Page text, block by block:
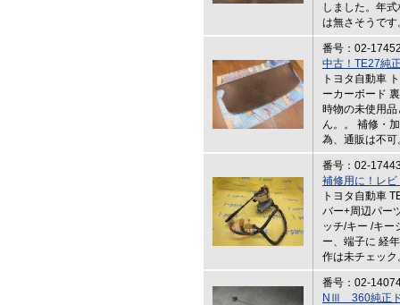
しました。年
は無さそうで
番号：02-
中古！TE27純
トヨタ自動車
ーカーボード
時物の未使用
ん。。 補修・
為、通販は不可
番号：02-
補修用に！レ
トヨタ自動車
バー+周辺パー
ッチ/キー /キー
ー、端子に 経
作は未チェッ
番号：02-
NⅢ 360純正ド